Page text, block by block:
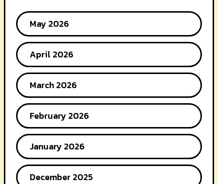
May 2026
April 2026
March 2026
February 2026
January 2026
December 2025